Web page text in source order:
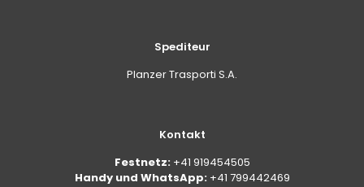
Spediteur
Planzer Trasporti S.A.
Kontakt
Festnetz: +41 919454505
Handy und WhatsApp: +41 799442469